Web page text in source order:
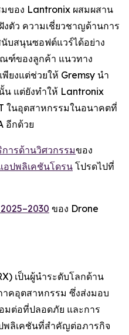
ของ Lantronix ผสมผสาน
งตัว ความเชี่ยวชาญด้านการ
บสนุนซอฟต์แวร์ได้อย่าง
ฑ์ของลูกค้า แนวทาง
ยงแต่ช่วยให้ Gremsy นำ
น แต่ยังทำให้ Lantronix
ในอุตสาหกรรมในอนาคตที่
อีกด้วย
การด้านวิศวกรรมของ
อปพลิเคชันโดรน โปรดไปที่
ของ Drone
เป็นผู้นำระดับโลกด้าน
คอุตสาหกรรม ซึ่งส่งมอบ
มต่อที่ปลอดภัย และการ
พลิเคชันที่สำคัญต่อภารกิจ